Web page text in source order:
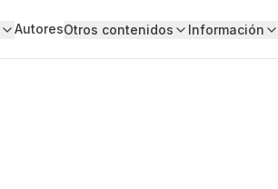
AutoresOtros contenidos Información